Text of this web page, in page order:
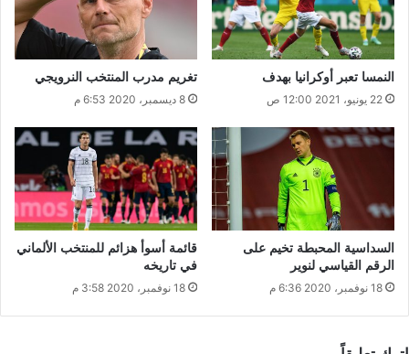
النمسا تعبر أوكرانيا بهدف
22 يونيو، 2021 12:00 ص
تغريم مدرب المنتخب النرويجي
8 ديسمبر، 2020 6:53 م
السداسية المحبطة تخيم على
الرقم القياسي لنوير
18 نوفمبر، 2020 6:36 م
قائمة أسوأ هزائم للمنتخب الألماني
في تاريخه
18 نوفمبر، 2020 3:58 م